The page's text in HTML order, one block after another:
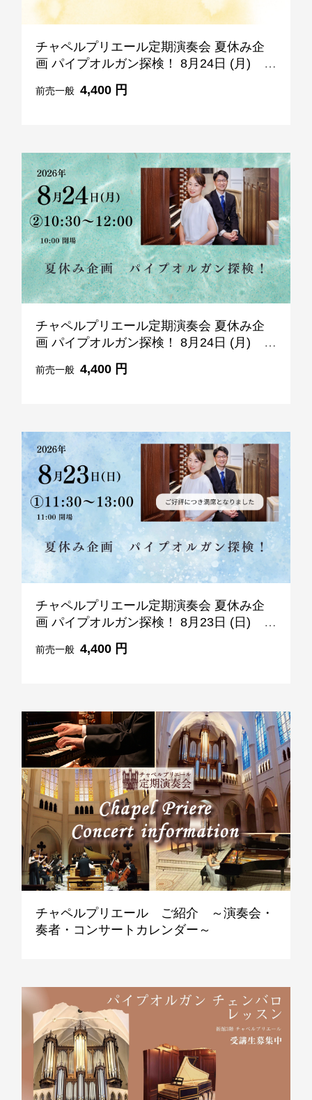
チャペルプリエール定期演奏会 夏休み企
画 パイプオルガン探検！ 8月24日 (月)
前売一般 4,400 円
チャペルプリエール定期演奏会 夏休み企
画 パイプオルガン探検！ 8月24日 (月)
前売一般 4,400 円
チャペルプリエール定期演奏会 夏休み企
画 パイプオルガン探検！ 8月23日 (日)
前売一般 4,400 円
チャペルプリエール ご紹介 ～演奏会・
奏者・コンサートカレンダー～